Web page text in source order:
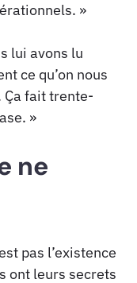
»
lui avons lu
ce qu’on nous
Ça fait trente-
»
ne
pas l’existence
ont leurs secrets